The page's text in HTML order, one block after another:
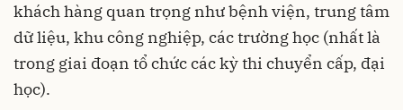
khách hàng quan trọng như bệnh viện, trung tâm
dữ liệu, khu công nghiệp, các trường học (nhất là
trong giai đoạn tổ chức các kỳ thi chuyển cấp, đại
học).